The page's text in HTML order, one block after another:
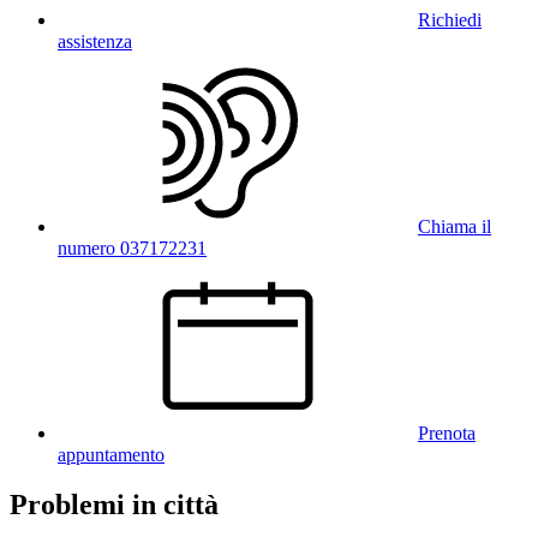
Richiedi
assistenza
Chiama il
numero 037172231
Prenota
appuntamento
Problemi in città